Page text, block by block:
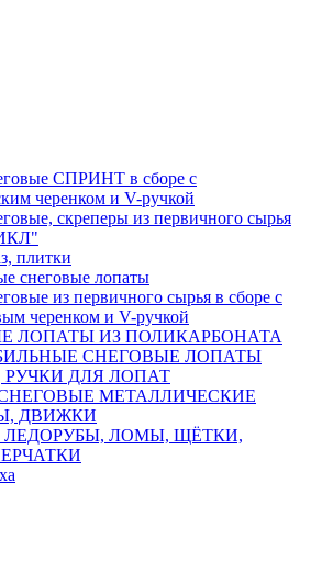
СПРИНТ в сборе с
черенком и V-ручкой
скреперы из первичного сырья
плитки
снеговые лопаты
из первичного сырья в сборе с
черенком и V-ручкой
ЛОПАТЫ ИЗ ПОЛИКАРБОНАТА
СНЕГОВЫЕ ЛОПАТЫ
РУЧКИ ДЛЯ ЛОПАТ
МЕТАЛЛИЧЕСКИЕ
ДВИЖКИ
ЛЕДОРУБЫ, ЛОМЫ, ЩЁТКИ,